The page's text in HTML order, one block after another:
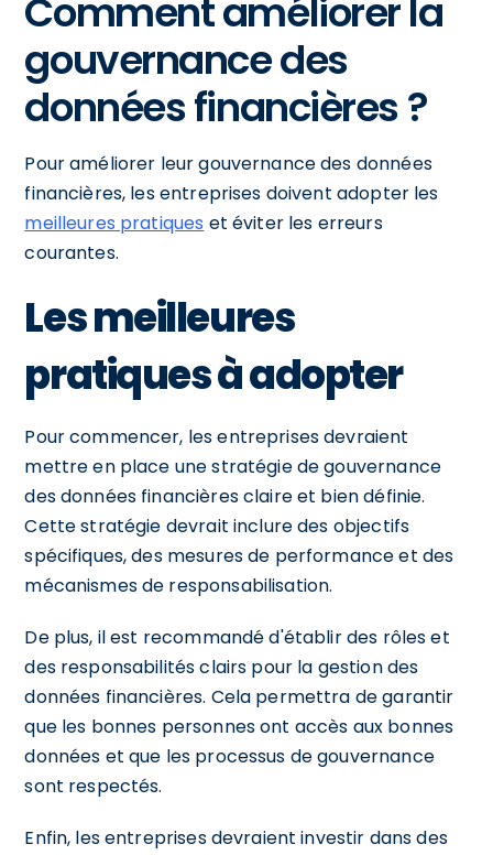
Comment améliorer la
gouvernance des
données financières ?
Pour améliorer leur gouvernance des données
financières, les entreprises doivent adopter les
meilleures pratiques et éviter les erreurs
courantes.
Les meilleures
pratiques à adopter
Pour commencer, les entreprises devraient
mettre en place une stratégie de gouvernance
des données financières claire et bien définie.
Cette stratégie devrait inclure des objectifs
spécifiques, des mesures de performance et des
mécanismes de responsabilisation.
De plus, il est recommandé d'établir des rôles et
des responsabilités clairs pour la gestion des
données financières. Cela permettra de garantir
que les bonnes personnes ont accès aux bonnes
données et que les processus de gouvernance
sont respectés.
Enfin, les entreprises devraient investir dans des